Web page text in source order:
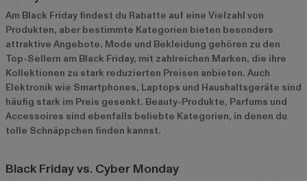
Am Black Friday findest du Rabatte auf eine Vielzahl von
Produkten, aber bestimmte Kategorien bieten besonders
attraktive Angebote. Mode und Bekleidung gehören zu den
Top-Sellern am Black Friday, mit zahlreichen Marken, die ihre
Kollektionen zu stark reduzierten Preisen anbieten. Auch
Elektronik wie Smartphones, Laptops und Haushaltsgeräte sind
häufig stark im Preis gesenkt. Beauty-Produkte, Parfums und
Accessoires sind ebenfalls beliebte Kategorien, in denen du
tolle Schnäppchen finden kannst.
Black Friday vs. Cyber Monday